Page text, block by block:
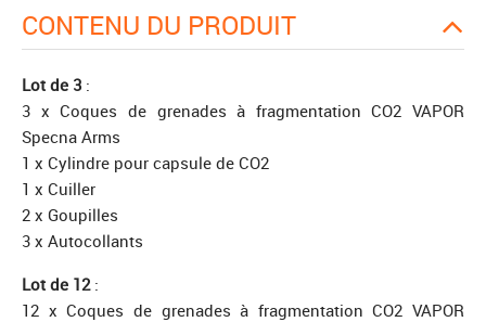
CONTENU DU PRODUIT
Lot de 3 :
3 x Coques de grenades à fragmentation CO2 VAPOR
Specna Arms
1 x Cylindre pour capsule de CO2
1 x Cuiller
2 x Goupilles
3 x Autocollants
Lot de 12:
12 x Coques de grenades à fragmentation CO2 VAPOR